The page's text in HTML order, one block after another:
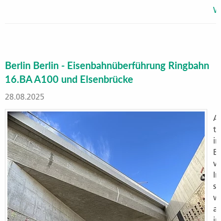
Berlin Berlin - Eisenbahnüberführung Ringbahn
16.BA A100 und Elsenbrücke
28.08.2025
in